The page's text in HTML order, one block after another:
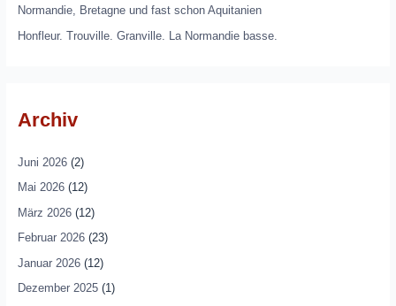
Normandie, Bretagne und fast schon Aquitanien
Honfleur. Trouville. Granville. La Normandie basse.
Archiv
Juni 2026(2)
Mai 2026(12)
März 2026(12)
Februar 2026(23)
Januar 2026(12)
Dezember 2025(1)